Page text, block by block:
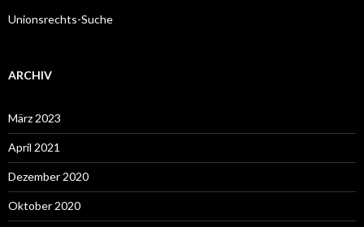
Unionsrechts-Suche
ARCHIV
März 2023
April 2021
Dezember 2020
Oktober 2020